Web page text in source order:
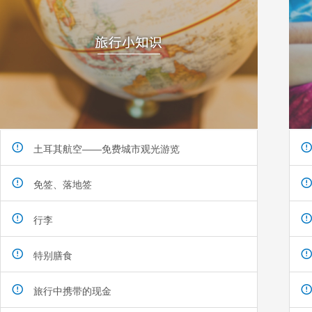
土耳其航空——免费城市观光游览
免签、落地签
行李
特别膳食
旅行中携带的现金